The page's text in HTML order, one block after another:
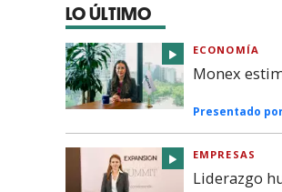
LO ÚLTIMO
ECONOMÍA
Monex
Presentado
EMPRESAS
Liderazgo